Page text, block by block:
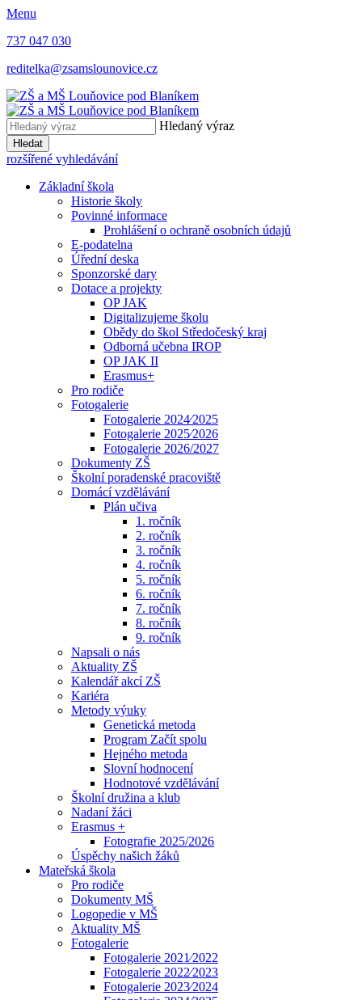
Menu
737 047 030
reditelka@zsamslounovice.cz
Hledaný výraz
Hledat
rozšířené vyhledávání
Základní škola
Historie školy
Povinné informace
Prohlášení o ochraně osobních údajů
E-podatelna
Úřední deska
Sponzorské dary
Dotace a projekty
OP JAK
Digitalizujeme školu
Obědy do škol Středočeský kraj
Odborná učebna IROP
OP JAK II
Erasmus+
Pro rodiče
Fotogalerie
Fotogalerie 2024⁄2025
Fotogalerie 2025⁄2026
Fotogalerie 2026/2027
Dokumenty ZŠ
Školní poradenské pracoviště
Domácí vzdělávání
Plán učiva
1. ročník
2. ročník
3. ročník
4. ročník
5. ročník
6. ročník
7. ročník
8. ročník
9. ročník
Napsali o nás
Aktuality ZŠ
Kalendář akcí ZŠ
Kariéra
Metody výuky
Genetická metoda
Program Začít spolu
Hejného metoda
Slovní hodnocení
Hodnotové vzdělávání
Školní družina a klub
Nadaní žáci
Erasmus +
Fotografie 2025/2026
Úspěchy našich žáků
Mateřská škola
Pro rodiče
Dokumenty MŠ
Logopedie v MŠ
Aktuality MŠ
Fotogalerie
Fotogalerie 2021⁄2022
Fotogalerie 2022⁄2023
Fotogalerie 2023⁄2024